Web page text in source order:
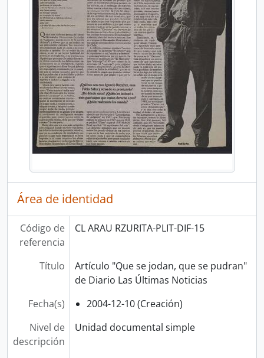
Área de identidad
Código de
referencia
CL ARAU RZURITA-PLIT-DIF-15
Título
Artículo "Que se jodan, que se pudran"
de Diario Las Últimas Noticias
Fecha(s)
2004-12-10 (Creación)
Nivel de
descripción
Unidad documental simple